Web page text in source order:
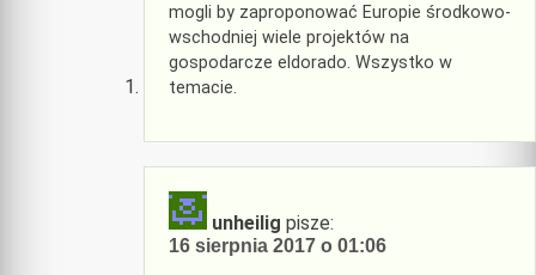
mogli by zaproponować Europie środkowo-
wschodniej wiele projektów na
gospodarcze eldorado. Wszystko w
temacie.
unheilig pisze:
16 sierpnia 2017 o 01:06